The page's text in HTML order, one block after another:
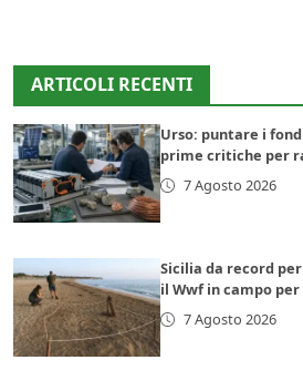
ARTICOLI RECENTI
Urso: puntare i
prime critiche per
7 Agosto 2026
Sicilia da record
il Wwf in campo
7 Agosto 2026